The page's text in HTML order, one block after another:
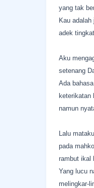
yang tak
Kau
adek
Aku
setenang
Ada
keterikatan
namun
Lalu
pada
rambut ikal
Yang lucu
melingkar-